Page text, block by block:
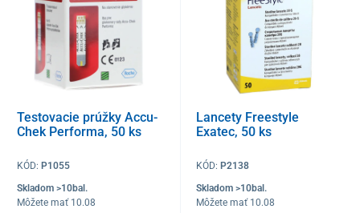
Testovacie prúžky Accu-
Chek Performa, 50 ks
KÓD: P1055
Skladom >10bal.
Môžete mať 10.08
Lancety Freestyle
Exatec, 50 ks
KÓD:P2138
Skladom >10bal.
Môžete mať 10.08